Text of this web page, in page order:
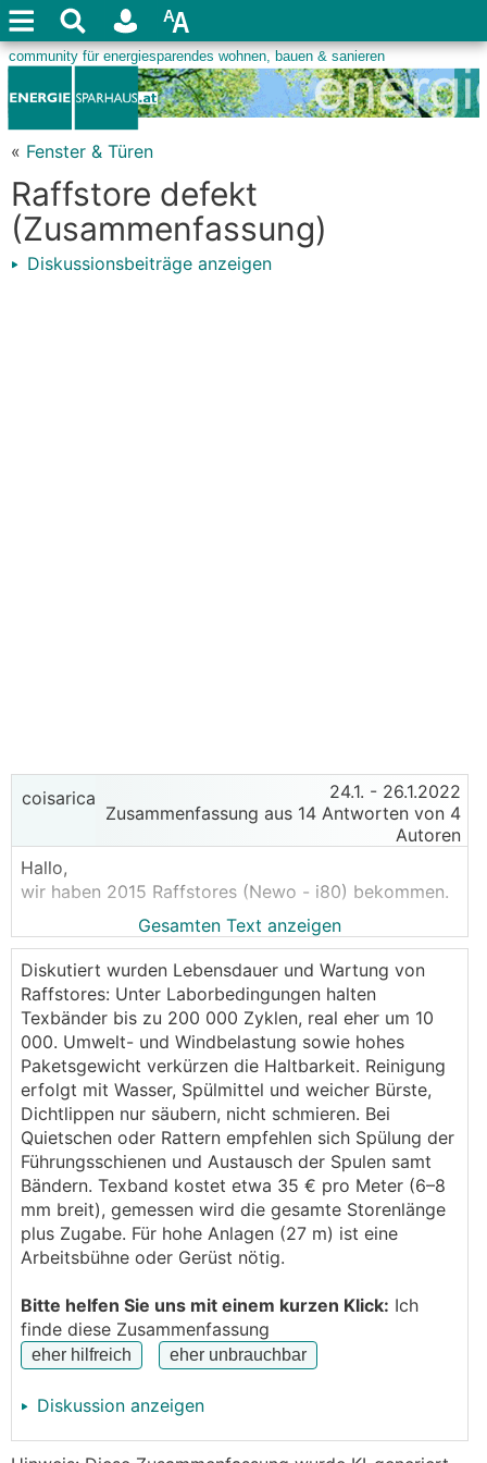
« Fenster & Türen
Raffstore defekt
(Zusammenfassung)
Diskussionsbeiträge anzeigen
coisarica 24.1. - 26.1.2022
Zusammenfassung aus 14 Antworten von 4
Autoren
Hallo,
wir haben 2015 Raffstores (Newo - i80) bekommen.
Jetzt machen sich langsam Probleme bemerkbar,
wie zb. Quitschen beim hochfahren, Rattern beim
senken, gerissene Texbänder, ... . Die Probleme
treten an verschiedenen Raffstores auf.
Führungsschienen werden regelmäßig von mir
gesäubert, geschmiert sowie kontrolliert und können
als Ursache ausgeschlossen werden.
Alleine das tauschen der Texbänder an einem
Raffstore (5 Bänder) würde lt. Lieferanten ca. 400,--
kosten. Wenn es da noch was bei den Lagerungen
oder Antrieben hat, entsprechend mehr.
Also die Texbänder werde ich mir wahrscheinlich
selber wechseln können (die Bänder selber kosten
ca. 20,-- pro Stück). Ich frage mich allerdings
inwieweit hier der Lieferant noch in der Pflicht ist.
Wenn nach 7 Jahren der Verschleiß bereits so hoch
ist, dass etliche Teile getauscht werden müssen,
dann geht das schon ordentlich ins Geld.
Gelten hier die üblichen 2 Jahre Gewährleistung?
Gesamten Text anzeigen
Diskutiert wurden Lebensdauer und Wartung von
Raffstores: Unter Laborbedingungen halten
Texbänder bis zu 200 000 Zyklen, real eher um 10
000. Umwelt- und Windbelastung sowie hohes
Paketsgewicht verkürzen die Haltbarkeit. Reinigung
erfolgt mit Wasser, Spülmittel und weicher Bürste,
Dichtlippen nur säubern, nicht schmieren. Bei
Quietschen oder Rattern empfehlen sich Spülung der
Führungsschienen und Austausch der Spulen samt
Bändern. Texband kostet etwa 35 € pro Meter (6–8
mm breit), gemessen wird die gesamte Storenlänge
plus Zugabe. Für hohe Anlagen (27 m) ist eine
Arbeitsbühne oder Gerüst nötig.
Bitte helfen Sie uns mit einem kurzen Klick: Ich
finde diese Zusammenfassung
Diskussion anzeigen